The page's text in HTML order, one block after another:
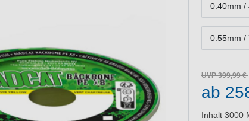
0.40mm /
0.55mm /
UVP 399,99 €
ab
Inhalt 3000